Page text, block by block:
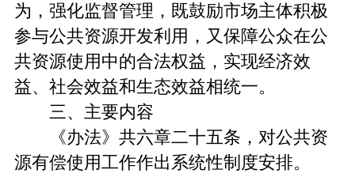
为，强化监督管理，既鼓励市场主体积极
参与公共资源开发利用，又保障公众在公
共资源使用中的合法权益，实现经济效
益、社会效益和生态效益相统一。
三、主要内容
《办法》共六章二十五条，对公共资
源有偿使用工作作出系统性制度安排。